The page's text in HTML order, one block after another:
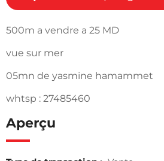
500m a vendre a 25 MD
vue sur mer
05mn de yasmine hamammet
whtsp : 27485460
Aperçu